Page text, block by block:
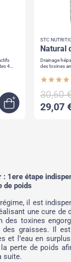
4
Quick view
natural
STC
Drainage hépato-
des toxines améliore le confort
star star star star
30,60
29,07
1ere étape
de poids
il est
une cure de
des toxines
des graisses. Il
et l’eau en
perte de poids
suite.